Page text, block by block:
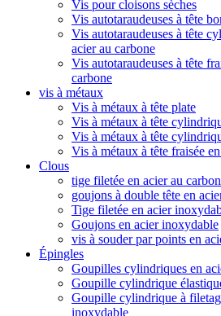
Vis pour cloisons sèches
Vis autotaraudeuses à tête
Vis autotaraudeuses à tête
acier au carbone
Vis autotaraudeuses à tête
carbone
vis à métaux
Vis à métaux à tête plate
Vis à métaux à tête
Vis à métaux à tête
Vis à métaux à tête fraisée
Clous
tige filetée en acier au
goujons à double tête en
Tige filetée en acier
Goujons en acier inoxydable
vis à souder par points en
Épingles
Goupilles cylindriques en
Goupille cylindrique
Goupille cylindrique à
inoxydable